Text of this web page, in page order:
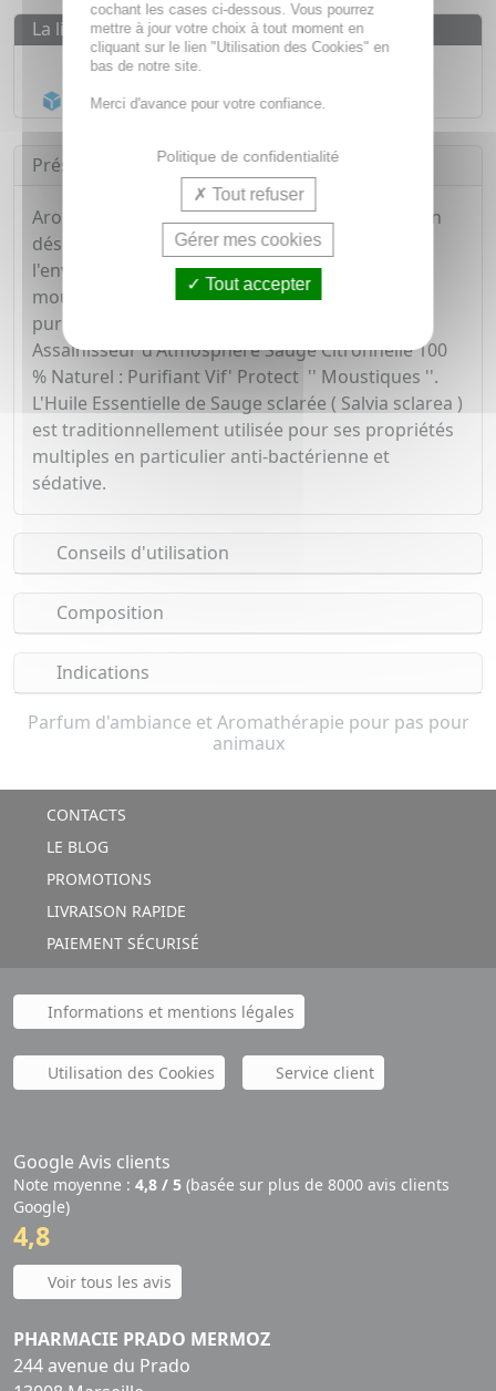
La livraison
Livraison gratuite dès
Acheminement Chronopost
Présentation
Aromaspray Sauge Citronnelle assure une action
désodorisante à effet répulsif pour
l'environnement affecté par la présence de
moustiques et d'insectes piqueurs, tout en
purifiant votre lieu de vie.
Assainisseur d'Atmosphère Sauge Citronnelle 100
% Naturel : Purifiant Vif' Protect '' Moustiques ''.
L'Huile Essentielle de Sauge sclarée ( Salvia sclarea )
est traditionnellement utilisée pour ses propriétés
multiples en particulier anti-bactérienne et
sédative.
Conseils d'utilisation
Composition
Indications
Parfum d'ambiance et Aromathérapie pour pas pour
animaux
CONTACTS
LE BLOG
PROMOTIONS
LIVRAISON RAPIDE
PAIEMENT SÉCURISÉ
Informations et mentions légales
Utilisation des Cookies Service client
Google Avis clients
Note moyenne : 4,8 / 5 (basée sur plus de 8000 avis clients
Google)
4,8
Voir tous les avis
PHARMACIE PRADO MERMOZ
244 avenue du Prado
cochant les cases ci-dessous. Vous pourrez
mettre à jour votre choix à tout moment en
cliquant sur le lien "Utilisation des Cookies" en
bas de notre site.
Merci d'avance pour votre confiance.
Politique de confidentialité
Tout refuser
Gérer mes cookies
Tout accepter